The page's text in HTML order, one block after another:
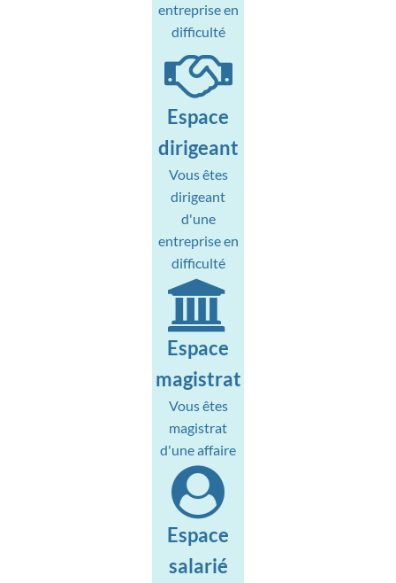
entreprise en
difficulté
Espace
dirigeant
Vous êtes
dirigeant
d'une
entreprise en
difficulté
Espace
magistrat
Vous êtes
magistrat
d'une affaire
Espace
salarié